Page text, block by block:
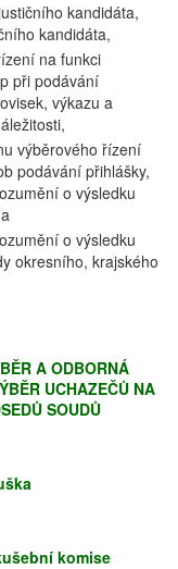
kandidáta,
kandidáta,
na funkci
při podávání
výkazu a
výběrového řízení
podávání přihlášky,
o výsledku
o výsledku
okresního, krajského
A ODBORNÁ
UCHAZEČŮ NA
SOUDŮ
komise